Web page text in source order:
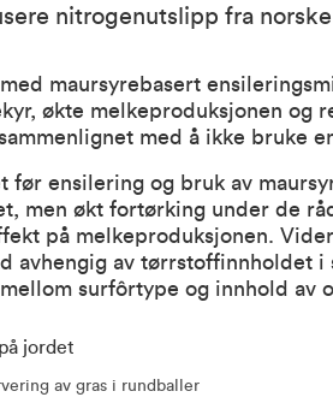
nitrogenutslipp fra
maursyrebasert
økte melkeproduksjonen og
med å ikke bruke
før ensilering og bruk av
men økt fortørking under de
på melkeproduksjonen.
avhengig av tørrstoffinnholdet i
surfôrtype og innhold av
av gras i rundballer